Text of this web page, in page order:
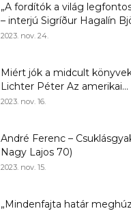
„A fordítók a világ
– interjú Sigríður Hagalín
2023. nov. 24.
Miért jók a midcult
Lichter Péter Az amerikai...
2023. nov. 16.
André Ferenc –
Nagy Lajos 70)
2023. nov. 15.
„Mindenfajta határ